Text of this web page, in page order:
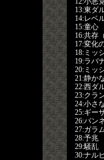
13:東ダ
14:レベ
15:童心
16:共存
17:変化
18:ミッ
19:ラバ
20:ミッ
21:静か
22:西ダ
23:クラ
24:小さ
25:ギー
26:パン
27:ガラ
28:予兆
29:騒乱
30:ナル